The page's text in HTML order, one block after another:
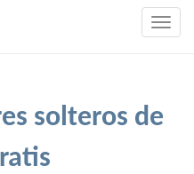
solteros de